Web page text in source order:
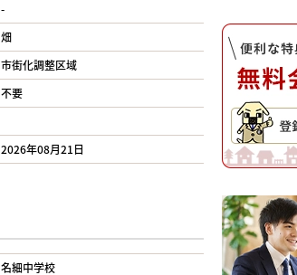
-
畑
市街化調整区域
不要
2026年08月21日
名細中学校